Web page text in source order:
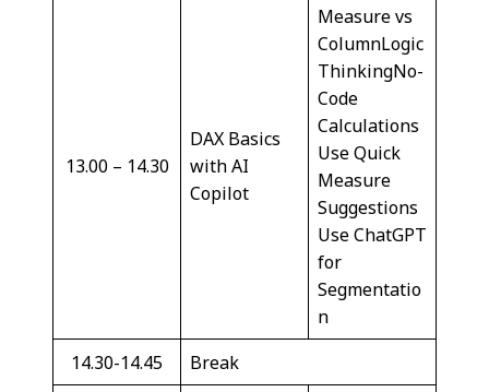
13.00 – 14.30
DAX Basics
with AI
Copilot
Measure vs
ColumnLogic
ThinkingNo-
Code
Calculations
Use Quick
Measure
Suggestions
Use ChatGPT
for
Segmentatio
n
14.30-14.45
Break